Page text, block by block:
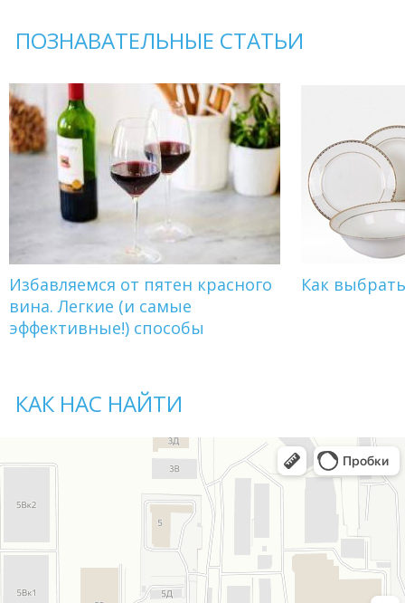
ПОЗНАВАТЕЛЬНЫЕ СТАТЬИ
Избавляемся от пятен красного
вина. Легкие (и самые
эффективные!) способы
Как
КАК НАС НАЙТИ